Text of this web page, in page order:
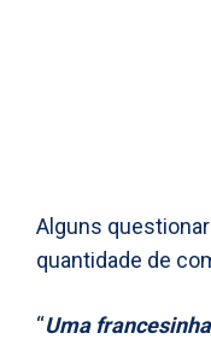
Alguns
quantidade de
“Uma